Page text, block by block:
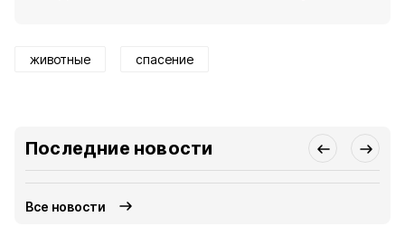
животные спасение
Последние новости
Все новости